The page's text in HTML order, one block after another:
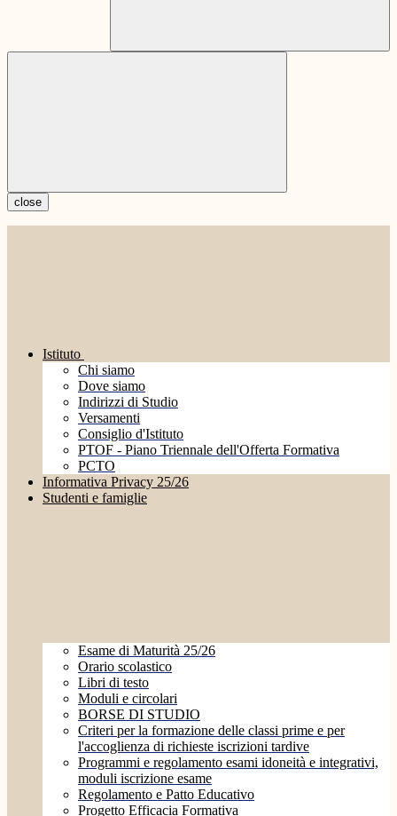
close
Istituto
Chi siamo
Dove siamo
Indirizzi di Studio
Versamenti
Consiglio d'Istituto
PTOF - Piano Triennale dell'Offerta Formativa
PCTO
Informativa Privacy 25/26
Studenti e famiglie
Esame di Maturità 25/26
Orario scolastico
Libri di testo
Moduli e circolari
BORSE DI STUDIO
Criteri per la formazione delle classi prime e per
l'accoglienza di richieste iscrizioni tardive
Programmi e regolamento esami idoneità e integrativi,
moduli iscrizione esame
Regolamento e Patto Educativo
Progetto Efficacia Formativa